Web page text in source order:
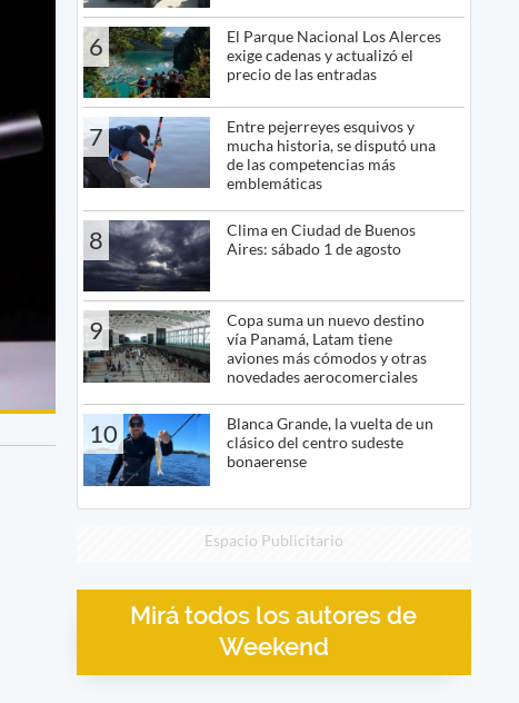
6
El Parque Nacional Los Alerces
exige cadenas y actualizó el
precio de las entradas
7
Entre pejerreyes esquivos y
mucha historia, se disputó una
de las competencias más
emblemáticas
8
Clima en Ciudad de Buenos
Aires: sábado 1 de agosto
9
Copa suma un nuevo destino
vía Panamá, Latam tiene
aviones más cómodos y otras
novedades aerocomerciales
10
Blanca Grande, la vuelta de un
clásico del centro sudeste
bonaerense
Espacio Publicitario
Mirá todos los autores de
Weekend